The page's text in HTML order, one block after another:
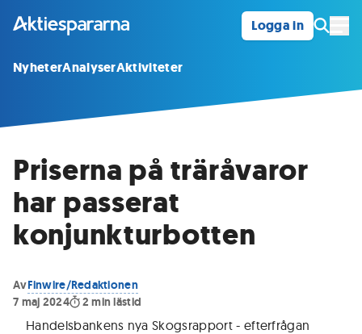
Logga in
NyheterAnalyserAktiviteter
Priserna på träråvaror
har passerat
konjunkturbotten
AvFinwire/Redaktionen
7 maj 2024
2 min lästid
Handelsbankens nya Skogsrapport - efterfrågan